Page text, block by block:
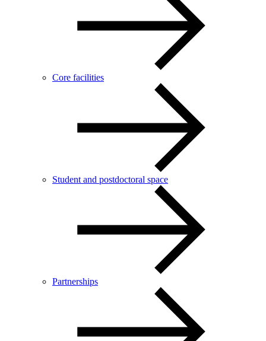
Core facilities
Student and postdoctoral space
Partnerships